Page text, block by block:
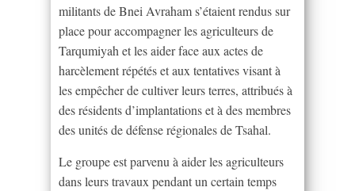
militants de Bnei Avraham s’étaient rendus sur
place pour accompagner les agriculteurs de
Tarqumiyah et les aider face aux actes de
harcèlement répétés et aux tentatives visant à
les empêcher de cultiver leurs terres, attribués à
des résidents d’implantations et à des membres
des unités de défense régionales de Tsahal.
Le groupe est parvenu à aider les agriculteurs
dans leurs travaux pendant un certain temps